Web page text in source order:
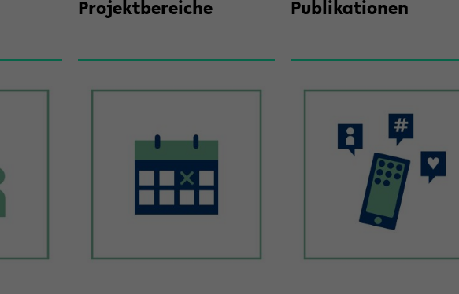
Pro­jekt­be­rei­che Pu­bli­ka­tio­nen